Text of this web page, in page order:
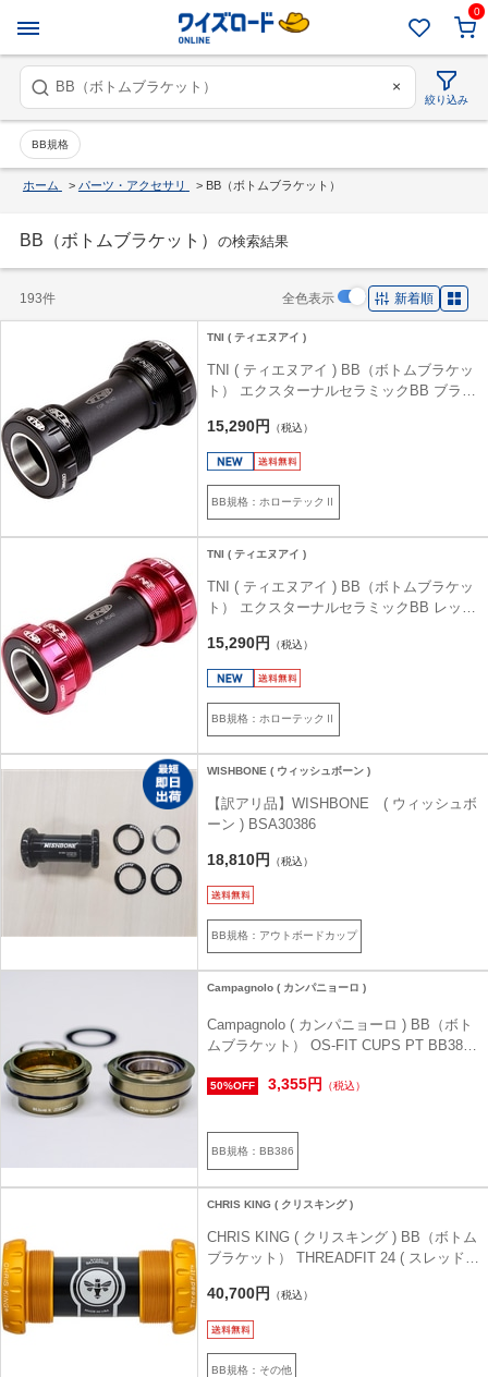
0
×
絞り込み
BB規格
ホーム > パーツ・アクセサリ > BB（ボトムブラケット）
BB（ボトムブラケット） の検索結果
193件 全色表示 新着順
TNI ( ティエヌアイ )
TNI ( ティエヌアイ ) BB（ボトムブラケッ
ト） エクスターナルセラミックBB ブラッ
15,290円 （税込）
BB規格：ホローテックⅡ
TNI ( ティエヌアイ )
TNI ( ティエヌアイ ) BB（ボトムブラケッ
ト） エクスターナルセラミックBB レッド
15,290円 （税込）
BB規格：ホローテックⅡ
WISHBONE ( ウィッシュボーン )
【訳アリ品】WISHBONE ( ウィッシュボ
ーン ) BSA30386
18,810円 （税込）
BB規格：アウトボードカップ
Campagnolo ( カンパニョーロ )
Campagnolo ( カンパニョーロ ) BB（ボト
ムブラケット） OS-FIT CUPS PT BB386
50%OFF 3,355円 （税込）
BB規格：BB386
CHRIS KING ( クリスキング )
CHRIS KING ( クリスキング ) BB（ボトム
ブラケット） THREADFIT 24 ( スレッドフ
40,700円 （税込）
BB規格：その他